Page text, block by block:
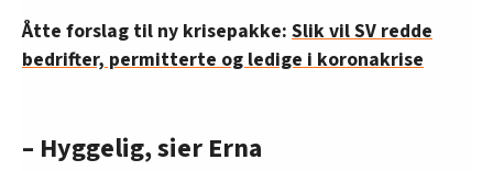
Åtte forslag til ny krisepakke: Slik vil SV redde
bedrifter, permitterte og ledige i koronakrise
– Hyggelig, sier Erna